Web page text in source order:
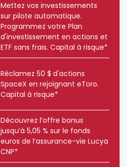
Mettez vos investissements
sur pilote automatique.
Programmez votre Plan
d'investissement en actions et
ETF sans frais. Capital à risque*
Réclamez 50 $ d'actions
SpaceX en rejoignant eToro.
Capital à risque*
Découvrez l’offre bonus
jusqu’à 5,05 % sur le fonds
euros de l’assurance-vie Lucya
CNP*